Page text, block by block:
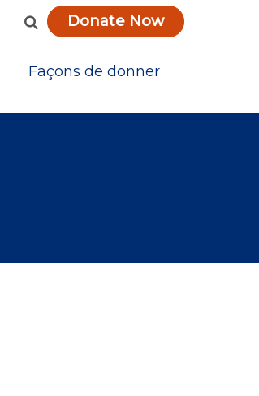
Donate Now
Façons de donner